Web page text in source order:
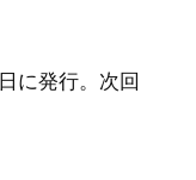
発行。次回